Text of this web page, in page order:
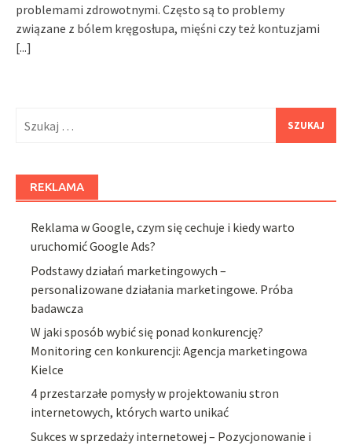
problemami zdrowotnymi. Często są to problemy
związane z bólem kręgosłupa, mięśni czy też kontuzjami
[...]
REKLAMA
Reklama w Google, czym się cechuje i kiedy warto
uruchomić Google Ads?
Podstawy działań marketingowych –
personalizowane działania marketingowe. Próba
badawcza
W jaki sposób wybić się ponad konkurencję?
Monitoring cen konkurencji: Agencja marketingowa
Kielce
4 przestarzałe pomysły w projektowaniu stron
internetowych, których warto unikać
Sukces w sprzedaży internetowej – Pozycjonowanie i